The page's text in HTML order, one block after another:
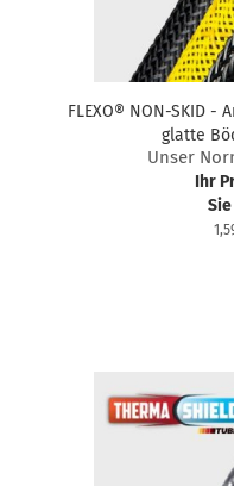
FLEXO® NON-SKID -
glatte
Unser
Ihr